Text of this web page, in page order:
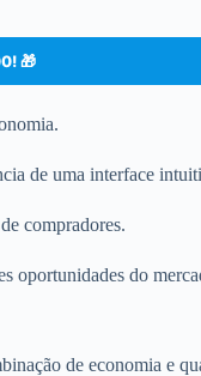
🎁
de uma interface
compradores.
oportunidades do
de economia e